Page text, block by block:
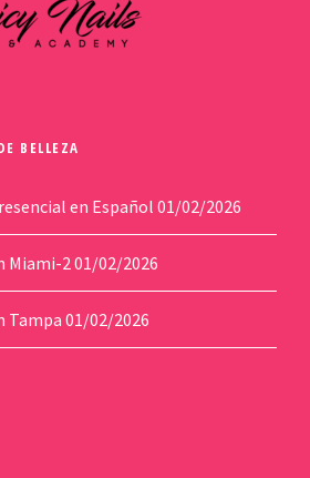
BELLEZA
en Español 01/02/2026
Miami-201/02/2026
Tampa 01/02/2026